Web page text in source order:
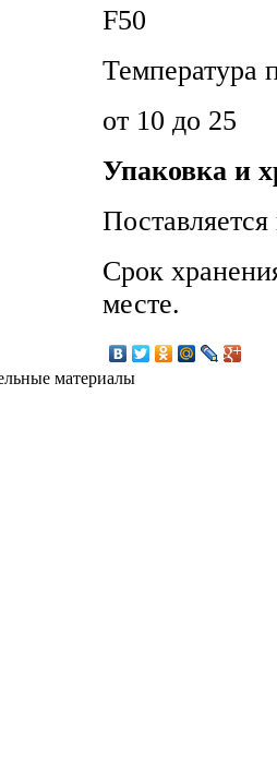
F50
Температура
от 10 до 25
Упаковка и
Срок
месте.
материалы